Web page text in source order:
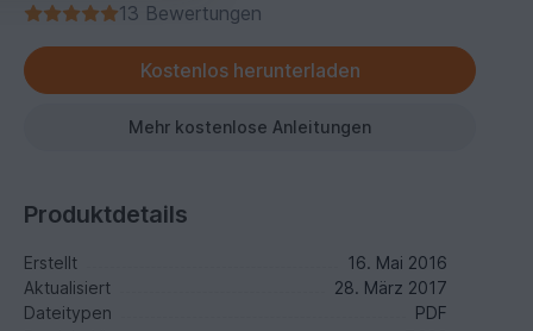
13 Bewertungen
Kostenlos herunterladen
Mehr kostenlose Anleitungen
Produktdetails
Erstellt
16. Mai 2016
Aktualisiert
28. März 2017
Dateitypen
PDF